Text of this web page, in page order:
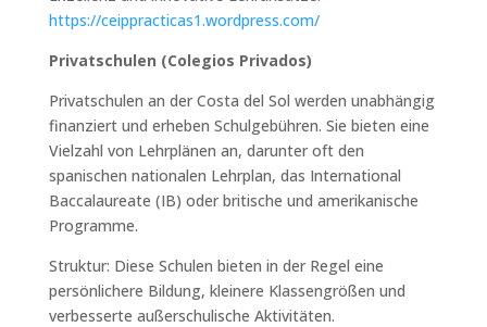
https://ceippracticas1.wordpress.com/
Privatschulen (Colegios Privados)
Privatschulen an der Costa del Sol werden unabhängig
finanziert und erheben Schulgebühren. Sie bieten eine
Vielzahl von Lehrplänen an, darunter oft den
spanischen nationalen Lehrplan, das International
Baccalaureate (IB) oder britische und amerikanische
Programme.
Struktur: Diese Schulen bieten in der Regel eine
persönlichere Bildung, kleinere Klassengrößen und
verbesserte außerschulische Aktivitäten.